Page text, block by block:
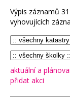
Výpis záznamů
vyhovujících
aktuální a
přidat akci